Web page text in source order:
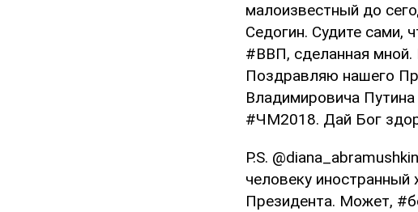
малоизвестный до
Седогин. Судите сами,
#ВВП, сделанная мной.
Поздравляю нашего
Владимировича
#ЧМ2018. Дай Бог
P.S.
человеку иностранный
Президента. Может,